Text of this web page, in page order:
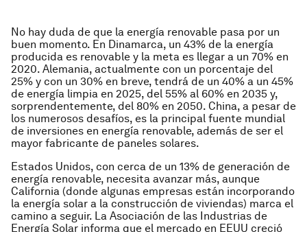
No hay duda de que la energía renovable pasa por un
buen momento. En Dinamarca, un 43% de la energía
producida es renovable y la meta es llegar a un 70% en
2020. Alemania, actualmente con un porcentaje del
25% y con un 30% en breve, tendrá de un 40% a un 45%
de energía limpia en 2025, del 55% al 60% en 2035 y,
sorprendentemente, del 80% en 2050. China, a pesar de
los numerosos desafíos, es la principal fuente mundial
de inversiones en energía renovable, además de ser el
mayor fabricante de paneles solares.
Estados Unidos, con cerca de un 13% de generación de
energía renovable, necesita avanzar más, aunque
California (donde algunas empresas están incorporando
la energía solar a la construcción de viviendas) marca el
camino a seguir. La Asociación de las Industrias de
Energía Solar informa que el mercado en EEUU creció